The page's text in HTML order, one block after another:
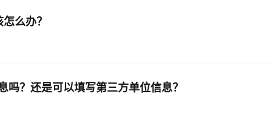
么办？
？还是可以填写第三方单位信息？